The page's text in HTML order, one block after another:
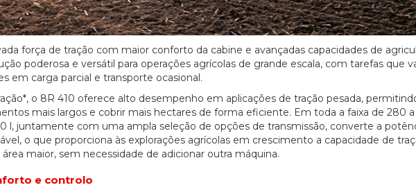
força de tração com maior conforto da cabine e avançadas capacidades de
poderosa e versátil para operações agrícolas de grande escala, com tarefas que
em carga parcial e transporte ocasional.
o 8R 410 oferece alto desempenho em aplicações de tração pesada,
mais largos e cobrir mais hectares de forma eficiente. Em toda a faixa de 280 a
l, juntamente com uma ampla seleção de opções de transmissão, converte a
o que proporciona às explorações agrícolas em crescimento a capacidade de
maior, sem necessidade de adicionar outra máquina.
e controlo